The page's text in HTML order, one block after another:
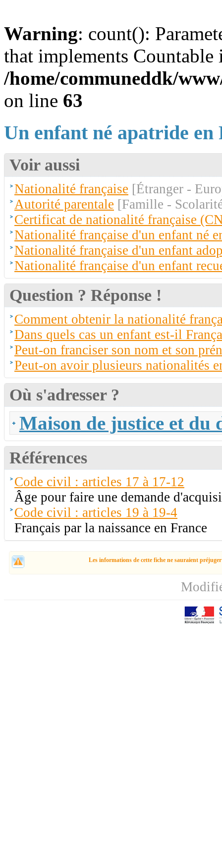
Warning: count():
that implements Countable
/home/communeddk/
on line 63
Un enfant né apatride
Voir aussi
Nationalité française [Étranger -
Autorité parentale [Famille -
Certificat de nationalité française
Nationalité française d'un enfant né
Nationalité française d'un enfant
Nationalité française d'un enfant
Question ? Réponse !
Comment obtenir la nationalité
Dans quels cas un enfant est-il
Peut-on franciser son nom et son
Peut-on avoir plusieurs nationalités
Où s'adresser ?
Maison de justice et du
Références
Code civil : articles 17 à 17-12
Âge pour faire une demande
Code civil : articles 19 à 19-4
Français par la naissance en France
Les informations de cette fiche ne sauraient